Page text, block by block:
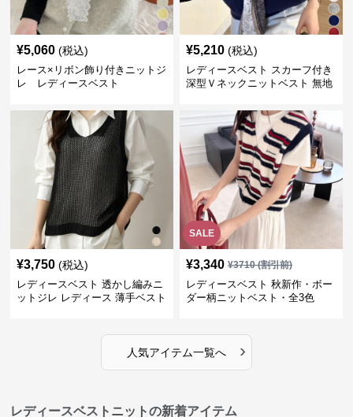
¥5,060 (税込)
レース×リボン飾り付きニットジ
レ レディースベスト
¥5,210 (税込)
レディースベスト スカーフ付き
深型Ｖネックニットベスト 無地
¥3,750 (税込)
レディースベスト 透かし編みニ
ットジレ レディース 薄手ベスト
SALE
¥3,340 ¥3710(割引前)
レディースベスト 秋新作・ボー
ダー柄ニットベスト・全3色
人気アイテム一覧へ ›
レディースベストニットの新着アイテム